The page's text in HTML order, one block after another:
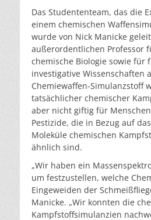
Das Studententeam, das die
einem chemischen
wurde von Nick Manicke
außerordentlichen Professor
chemische Biologie sowie für
investigative Wissenschaften
Chemiewaffen-Simulanzstoff
tatsächlicher chemischer
aber nicht giftig für
Pestizide, die in Bezug auf
Moleküle chemischen
ähnlich sind.
„Wir haben ein
um festzustellen, welche
Eingeweiden der
Manicke. „Wir konnten die
Kampfstoffsimulanzien